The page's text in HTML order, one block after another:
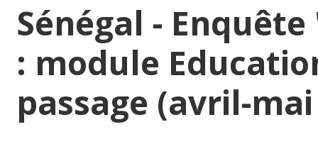
Sénégal -
: module
passage (avril-mai